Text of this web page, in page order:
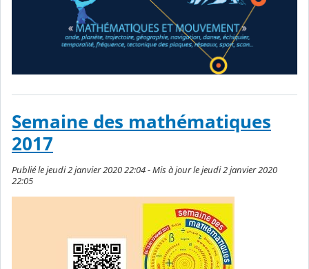
Semaine des mathématiques
2017
Publié le jeudi 2 janvier 2020 22:04 - Mis à jour le jeudi 2 janvier 2020
22:05